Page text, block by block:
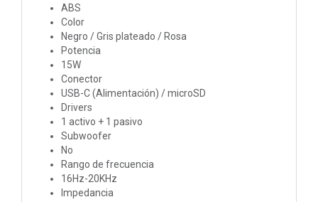
ABS
Color
Negro / Gris plateado / Rosa
Potencia
15W
Conector
USB-C (Alimentación) / microSD
Drivers
1 activo + 1 pasivo
Subwoofer
No
Rango de frecuencia
16Hz-20KHz
Impedancia